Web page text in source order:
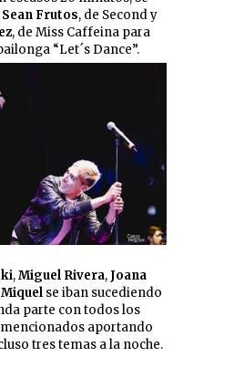
Sean Frutos, de Second y
, de Miss Caffeina para
“Let´s Dance”.
,Miguel Rivera,Joana
se iban sucediendo
parte con todos los
aportando
tres temas a la noche.